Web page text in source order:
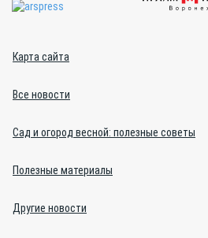
Карта сайта
Все новости
Сад и огород весной: полезные советы
Полезные материалы
Другие новости